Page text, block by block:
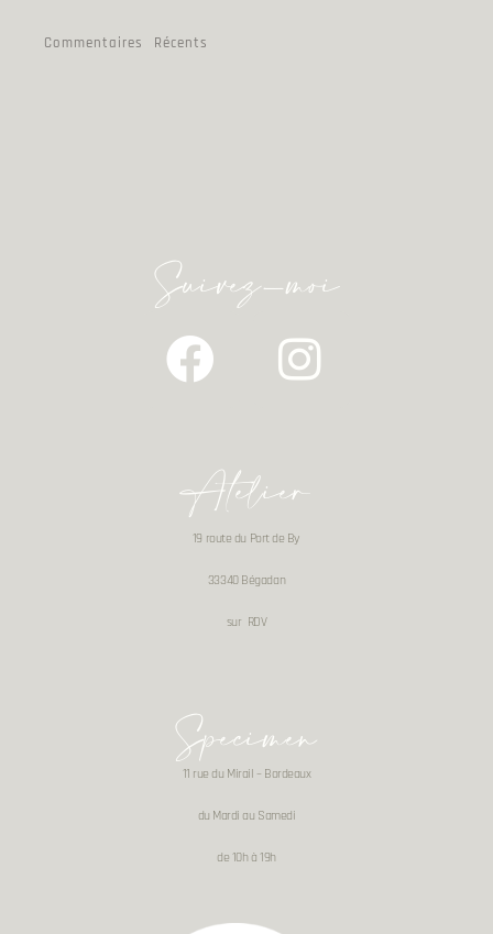
Commentaires Récents
Suivez-moi
Atelier
19 route du Port de By
33340 Bégadan
sur RDV
Specimen
11 rue du Mirail – Bordeaux
du Mardi au Samedi
de 10h à 19h